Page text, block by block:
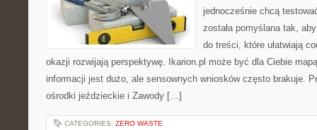
jednocześnie chcą
została pomyślana tak,
do treści, które ułatwiają
okazji rozwijają perspektywę. Ikarion.pl może być dla Ciebie
informacji jest dużo, ale sensownych wniosków często brakuje.
ośrodki jeździeckie i Zawody […]
CATEGORIES: ZERO WASTE